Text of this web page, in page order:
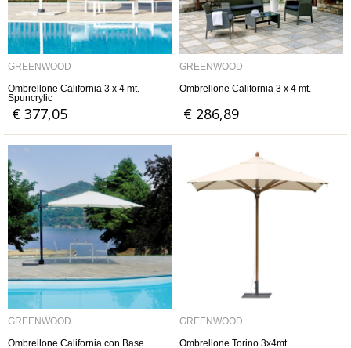
GREENWOOD
Ombrellone California 3 x 4 mt.
Spuncrylic
€ 377,05
GREENWOOD
Ombrellone California 3 x 4 mt.
€ 286,89
GREENWOOD
Ombrellone California con Base
GREENWOOD
Ombrellone Torino 3x4mt